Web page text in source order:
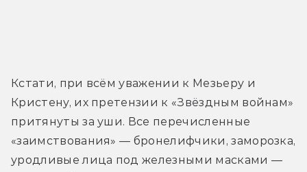
Кстати, при всём уважении к Мезьеру и
Кристену, их претензии к «Звёздным войнам»
притянуты за уши. Все перечисленные
«заимствования» — бронелифчики, заморозка,
уродливые лица под железными масками —